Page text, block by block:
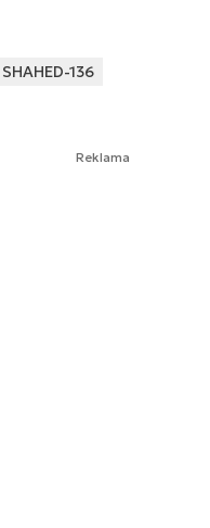
SHAHED-136
Reklama